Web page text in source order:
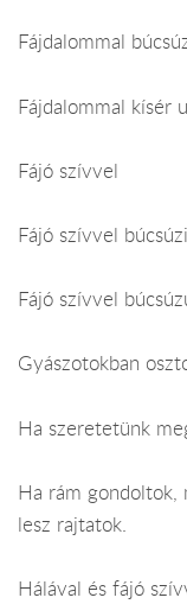
Fájdalommal
Fájdalommal kísér
Fájó szívvel
Fájó szívvel
Fájó szívvel
Gyászotokban
Ha szeretetünk
Ha rám gondoltok,
lesz rajtatok.
Hálával és fájó